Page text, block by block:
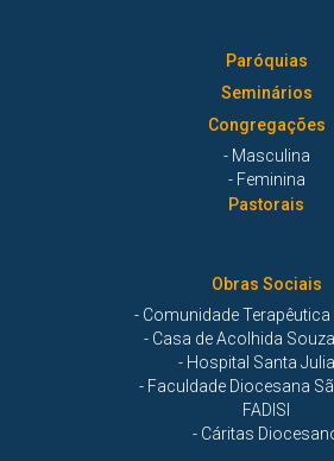
Paróquias
Seminários
Congregações
- Masculina
- Feminina
Pastorais
Obras Sociais
- Comunidade
- Casa de Acolhida
- Hospital Santa
- Faculdade Diocesana
FADISI
- Cáritas